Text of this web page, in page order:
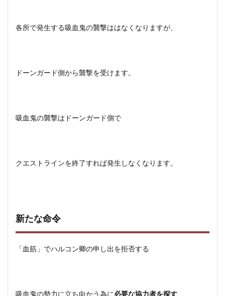
各所で発生する吸血鬼の襲撃ははなくなりますが、
ドーンガード側から襲撃を受けます。
吸血鬼の襲撃はドーンガード側で
クエストラインを終了すれば発生しなくなります。
新たな命令
「血筋」でハルコン卿の申し出を拒否する
吸血鬼の勢力に立ち向かう為に必要な協力者を探す